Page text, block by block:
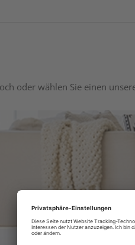
oder wählen Sie einen